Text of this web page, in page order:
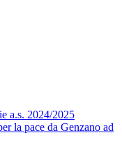
a.s. 2024/2025
la pace da Genzano ad